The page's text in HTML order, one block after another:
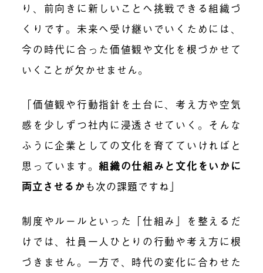
り、前向きに新しいことへ挑戦できる組織づ
くりです。未来へ受け継いでいくためには、
今の時代に合った価値観や文化を根づかせて
いくことが欠かせません。
「価値観や行動指針を土台に、考え方や空気
感を少しずつ社内に浸透させていく。そんな
ふうに企業としての文化を育てていければと
思っています。組織の仕組みと文化をいかに
両立させるか も次の課題ですね」
制度やルールといった「仕組み」を整えるだ
けでは、社員一人ひとりの行動や考え方に根
づきません。一方で、時代の変化に合わせた